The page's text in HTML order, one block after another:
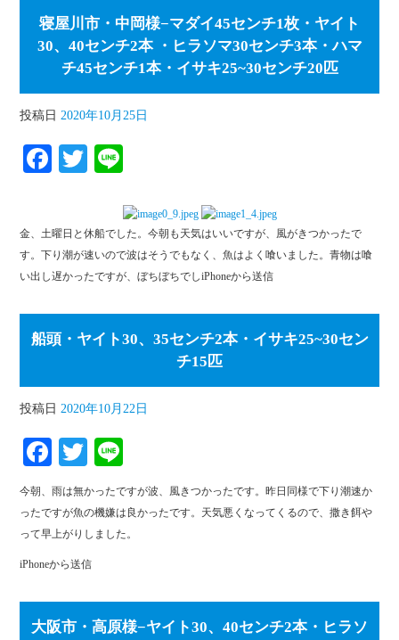
寝屋川市・中岡様−マダイ45センチ1枚・ヤイト
30、40センチ2本 ・ヒラソマ30センチ3本・ハマ
チ45センチ1本・イサキ25~30センチ20匹
投稿日 2020年10月25日
Fa
ok
T
r
金、土曜日と休船でした。今朝も天気はいいですが、風がきつかったで
す。下り潮が速いので波はそうでもなく、魚はよく喰いました。青物は喰
い出し遅かったですが、ぼちぼちでしiPhoneから送信
船頭・ヤイト30、35センチ2本・イサキ25~30セン
チ15匹
投稿日 2020年10月22日
Fa
ce
bo
ok
T
wi
tte
r
ne
今朝、雨は無かったですが波、風きつかったです。昨日同様で下り潮速か
ったですが魚の機嫌は良かったです。天気悪くなってくるので、撒き餌や
って早上がりしました。
iPhoneから送信
大阪市・高原様−ヤイト30、40センチ2本・ヒラソ